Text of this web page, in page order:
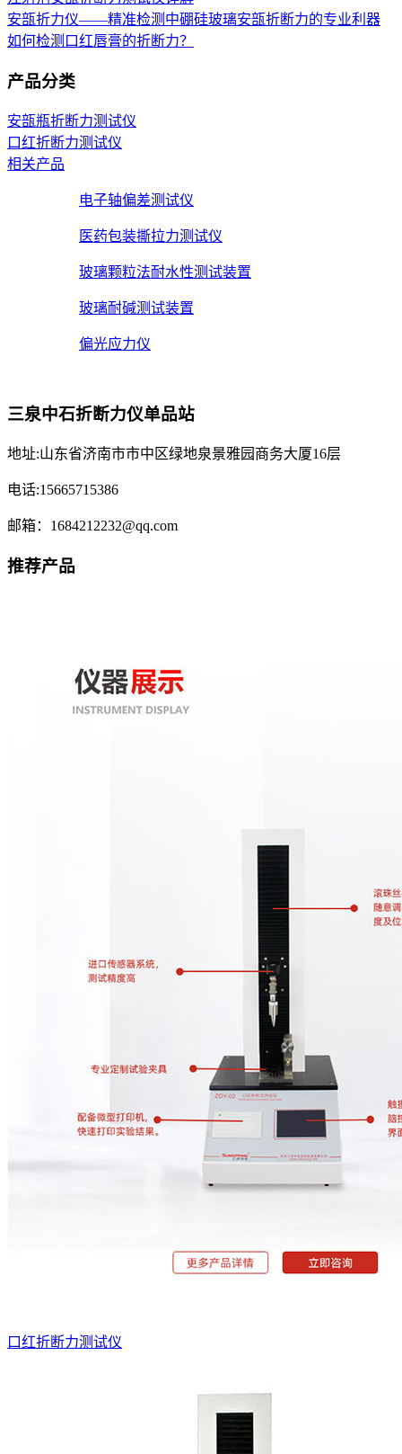
安瓿折力仪——精准检测中硼硅玻璃安瓿折断力的专业利器
如何检测口红唇膏的折断力？
产品分类
安瓿瓶折断力测试仪
口红折断力测试仪
相关产品
电子轴偏差测试仪
医药包装撕拉力测试仪
玻璃颗粒法耐水性测试装置
玻璃耐碱测试装置
偏光应力仪
三泉中石折断力仪单品站
地址:山东省济南市市中区绿地泉景雅园商务大厦16层
电话:15665715386
邮箱：1684212232@qq.com
推荐产品
口红折断力测试仪